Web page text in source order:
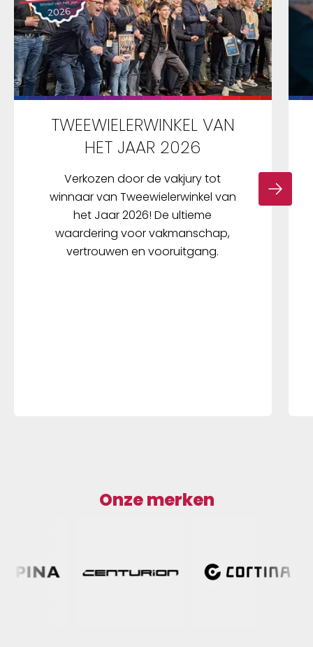
TWEEWIELERWINKEL VAN
HET JAAR 2026
Verkozen door de vakjury tot
winnaar van Tweewielerwinkel van
het Jaar 2026! De ultieme
waardering voor vakmanschap,
vertrouwen en vooruitgang.
Onze merken